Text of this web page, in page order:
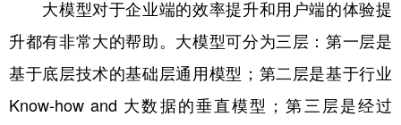
Deutsch Português
大模型对于企业端的效率提升和用户端的体验提
升都有非常大的帮助。大模型可分为三层：第一层是
基于底层技术的基础层通用模型；第二层是基于行业
Know-how and 大数据的垂直模型；第三层是经过